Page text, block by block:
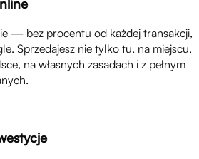
— bez procentu od każdej transakcji,
Sprzedajesz nie tylko tu, na miejscu,
na własnych zasadach i z pełnym